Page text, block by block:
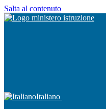
Salta al contenuto
Italiano